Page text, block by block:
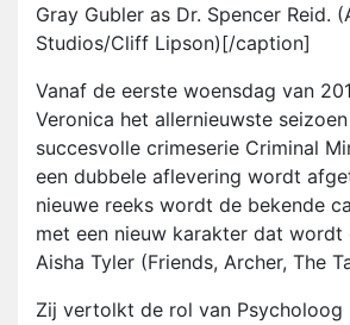
Gray Gubler as Dr. Spencer Reid.
Studios/Cliff Lipson)[/caption]
Vanaf de eerste woensdag van
Veronica het allernieuwste
succesvolle crimeserie Criminal
een dubbele aflevering wordt
nieuwe reeks wordt de bekende
met een nieuw karakter dat wordt
Aisha Tyler (Friends, Archer, The
Zij vertolkt de rol van Psycholoog